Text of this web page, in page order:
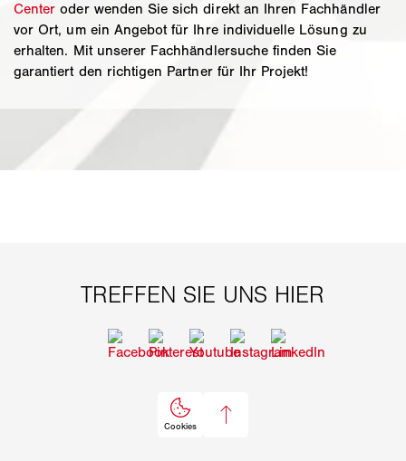
Center oder wenden Sie sich direkt an Ihren Fachhändler
vor Ort, um ein Angebot für Ihre individuelle Lösung zu
erhalten. Mit unserer Fachhändlersuche finden Sie
garantiert den richtigen Partner für Ihr Projekt!